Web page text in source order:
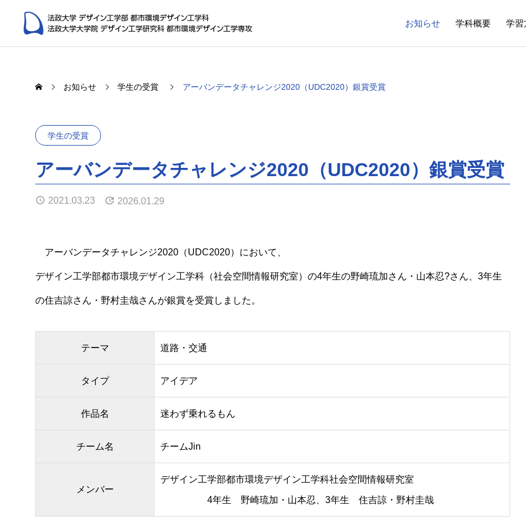
お知らせ 学科概要 学習
福井 恒明 教授 （Tsuneaki FUKUI）
Laboratories
都市環境デザイン工学科の研究室
都市プランニング系
社会空間情報研究室
環境システム系
水文気象環境研究室
お知らせ 学生の受賞 アーバンデータチャレンジ2020（UDC2020）銀賞受賞
学生の受賞
アーバンデータチャレンジ2020（UDC2020）銀賞受賞
2021.03.23 2026.01.29
アーバンデータチャレンジ2020（UDC2020）において、
デザイン工学部都市環境デザイン工学科（社会空間情報研究室）の4年生の野崎琉加さん・山本忍?さん、3年生
の住吉諒さん・野村圭哉さんが銀賞を受賞しました。
テーマ 道路・交通
タイプ アイデア
作品名 迷わず乗れるもん
チーム名 チームJin
メンバー
デザイン工学部都市環境デザイン工学科社会空間情報研究室
4年生 野崎琉加・山本忍、3年生 住吉諒・野村圭哉